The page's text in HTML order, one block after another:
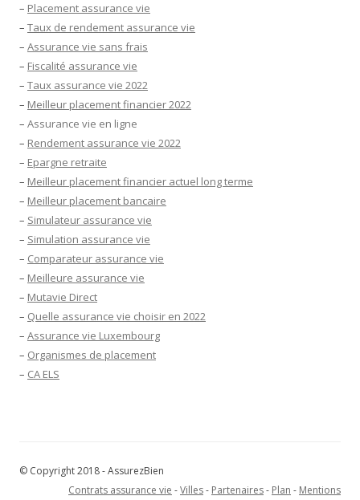
– Placement assurance vie
– Taux de rendement assurance vie
– Assurance vie sans frais
– Fiscalité assurance vie
– Taux assurance vie 2022
– Meilleur placement financier 2022
– Assurance vie en ligne
– Rendement assurance vie 2022
– Epargne retraite
– Meilleur placement financier actuel long terme
– Meilleur placement bancaire
– Simulateur assurance vie
– Simulation assurance vie
– Comparateur assurance vie
– Meilleure assurance vie
– Mutavie Direct
– Quelle assurance vie choisir en 2022
– Assurance vie Luxembourg
– Organismes de placement
– CA ELS
© Copyright 2018 - AssurezBien
Contrats assurance vie -Villes- Partenaires- Plan - Mentions